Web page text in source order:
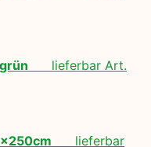
lieferbar Art.
lieferbar